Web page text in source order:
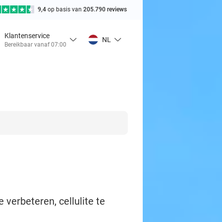
9,4 op basis van 205.790 reviews
Klantenservice
Bereikbaar vanaf 07:00
NL
verbeteren, cellulite te